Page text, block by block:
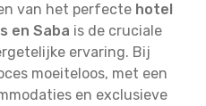
van het perfecte hotel
en Saba is de cruciale
ervaring. Bij
moeiteloos, met een
en exclusieve